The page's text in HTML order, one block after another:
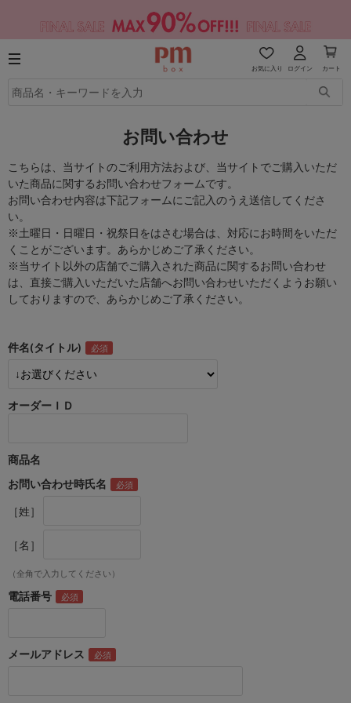
お気に入り ログイン カート
お問い合わせ
こちらは、当サイトのご利用方法および、当サイトでご購入いただ
いた商品に関するお問い合わせフォームです。
お問い合わせ内容は下記フォームにご記入のうえ送信してくださ
い。
※土曜日・日曜日・祝祭日をはさむ場合は、対応にお時間をいただ
くことがございます。あらかじめご了承ください。
※当サイト以外の店舗でご購入された商品に関するお問い合わせ
は、直接ご購入いただいた店舗へお問い合わせいただくようお願い
しておりますので、あらかじめご了承ください。
件名(タイトル)
オーダーＩＤ
商品名
お問い合わせ時氏名
［姓］
［名］
（全角で入力してください）
電話番号
メールアドレス